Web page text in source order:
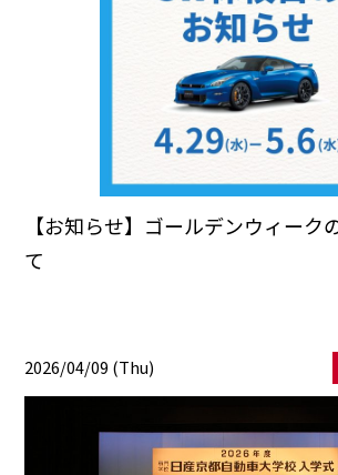
【お知らせ】ゴールデンウィーク
て
2026/04/09 (Thu)